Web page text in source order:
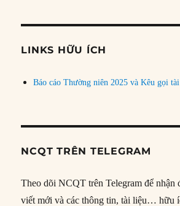
đề
LINKS HỮU ÍCH
Báo cáo Thường niên 2025 và Kêu gọi
NCQT TRÊN TELEGRAM
Theo dõi NCQT trên Telegram để nhận
viết mới và các thông tin, tài liệu… hữu